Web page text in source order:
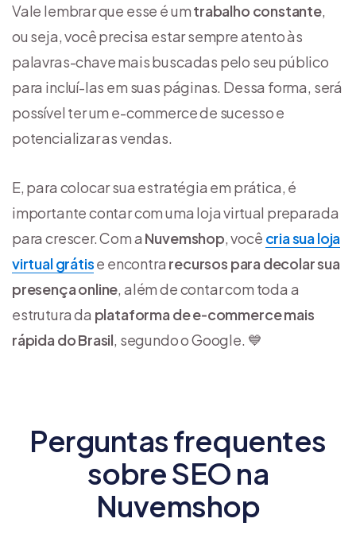
Vale lembrar que esse é umtrabalho constante,
ou seja, você precisa estar sempre atento às
palavras-chave mais buscadas pelo seu público
para incluí-las em suas páginas. Dessa forma, será
possível ter um e-commerce de sucesso e
potencializar as vendas.
E, para colocar sua estratégia em prática, é
importante contar com uma loja virtual preparada
para crescer. Com a Nuvemshop , você cria sua loja
virtual grátise encontra recursos para decolar sua
presença online , além de contar com toda a
estrutura da plataforma de e‑commerce mais
rápida do Brasil , segundo o Google. 💙
Perguntas frequentes
sobre SEO na
Nuvemshop